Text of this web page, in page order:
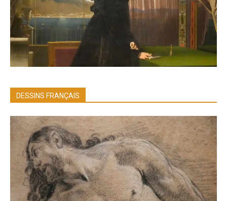
DESSINS FRANÇAIS